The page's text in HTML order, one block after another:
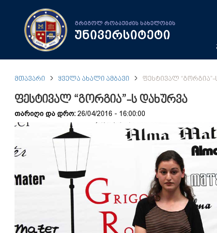
გრიგოლ რობაქიძის სახელობის
უნივერსიტეტი
ᲛᲗᲐᲕᲐᲠᲘ ᲧᲕᲔᲚᲐ ᲐᲮᲐᲚᲘ ᲐᲛᲑᲐᲕᲘ ᲤᲔᲡᲢᲘᲕᲐᲚ “ᲒᲝᲠᲒᲘᲐ”-
ფესტივალ “გორგია”-ს დახურვა
თარიღი და დრო: 26/04/2016 - 16:00:00